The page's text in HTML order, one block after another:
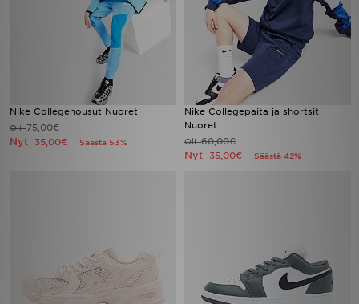
Nike Collegehousut Nuoret
Oli75,00€
Nyt 35,00€ Säästä 53%
Nike Collegepaita ja shortsit
Nuoret
Oli60,00€
Nyt 35,00€ Säästä 42%